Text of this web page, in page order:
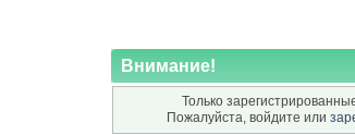
Внимание!
Только
Пожалуйста, войдите или